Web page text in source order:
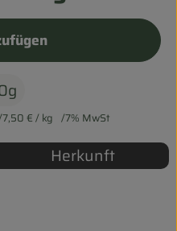
zum Warenkorb
7,50 €/ kg 7% MwSt
Herkunft